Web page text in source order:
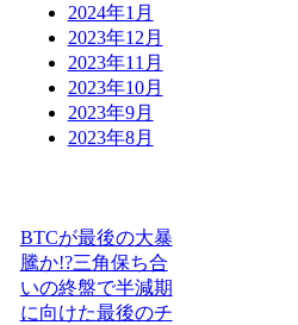
2024年1月
2023年12月
2023年11月
2023年10月
2023年9月
2023年8月
BTCが最後の大暴
騰か!?三角保ち合
いの終盤で半減期
に向けた最後のチ